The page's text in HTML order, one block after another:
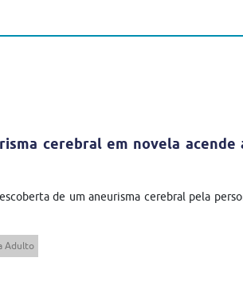
cerebral em novela
de um aneurisma cerebral pela
Adulto